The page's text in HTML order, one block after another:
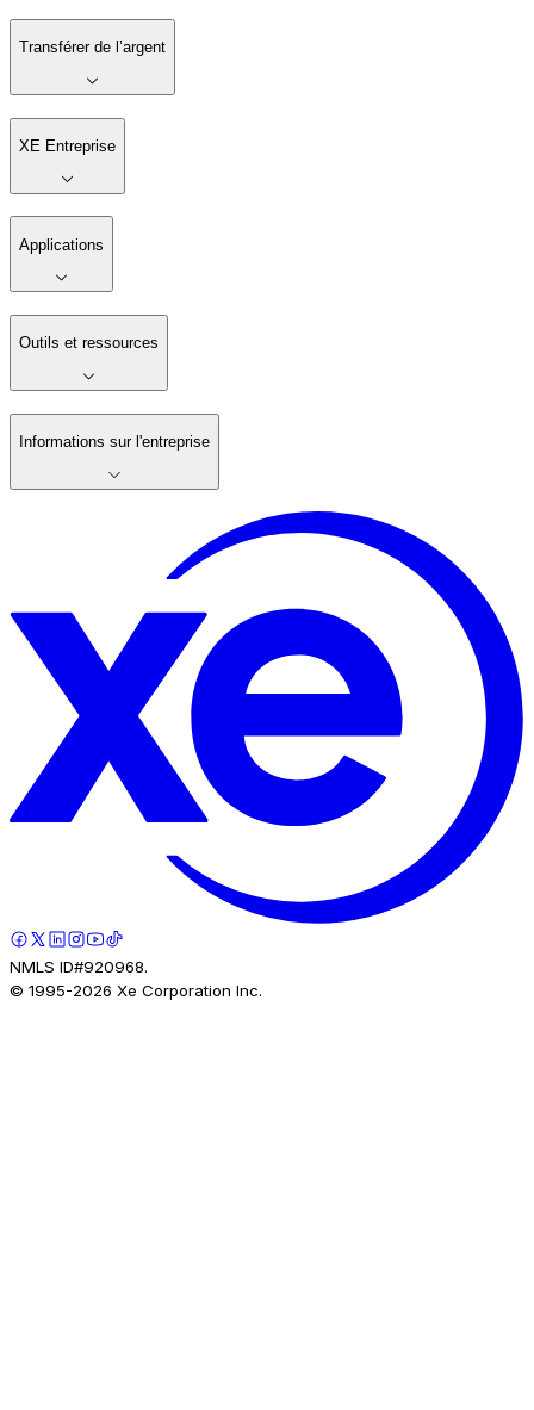
Transférer de l’argent
XE Entreprise
Applications
Outils et ressources
Informations sur l'entreprise
NMLS ID#920968.
© 1995-2026 Xe Corporation Inc.